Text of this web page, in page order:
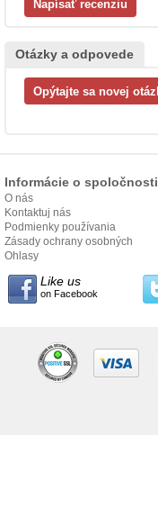
Otázky a odpovede
Informácie o spoločnosti
O nás
Kontaktuj nás
Podmienky používania
Zásady ochrany osobných
údajov
Ohlasy
Like us
on Facebook